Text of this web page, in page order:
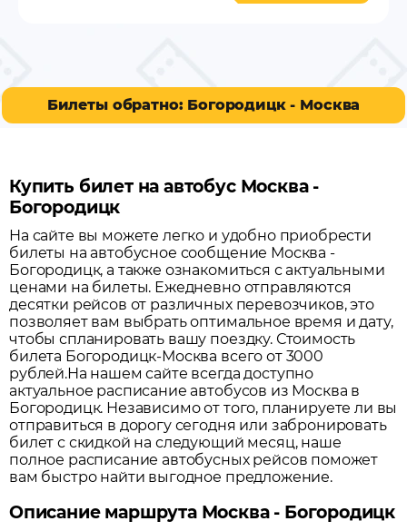
Билеты обратно: Богородицк - Москва
Купить билет на автобус Москва -
Богородицк
На сайте вы можете легко и удобно приобрести
билеты на автобусное сообщение Москва -
Богородицк, а также ознакомиться с актуальными
ценами на билеты. Ежедневно отправляются
десятки рейсов от различных перевозчиков, это
позволяет вам выбрать оптимальное время и дату,
чтобы спланировать вашу поездку. Стоимость
билета Богородицк-Москва всего от 3000
рублей.На нашем сайте всегда доступно
актуальное расписание автобусов из Москва в
Богородицк. Независимо от того, планируете ли вы
отправиться в дорогу сегодня или забронировать
билет с скидкой на следующий месяц, наше
полное расписание автобусных рейсов поможет
вам быстро найти выгодное предложение.
Описание маршрута Москва - Богородицк